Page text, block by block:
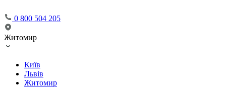
0 800 504 205
Житомир
Київ
Львів
Житомир